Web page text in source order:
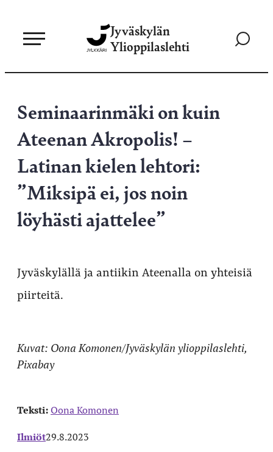
sisältöön
Jyväskylän
Ylioppilaslehti
Siirry
Seminaarinmäki on kuin
Ateenan Akropolis! –
Latinan kielen lehtori:
”Miksipä ei, jos noin
löyhästi ajattelee”
Jyväskylällä ja antiikin Ateenalla on yhteisiä
piirteitä.
Kuvat: Oona Komonen/Jyväskylän ylioppilaslehti,
Pixabay
Teksti:Oona Komonen
Ilmiöt29.8.2023